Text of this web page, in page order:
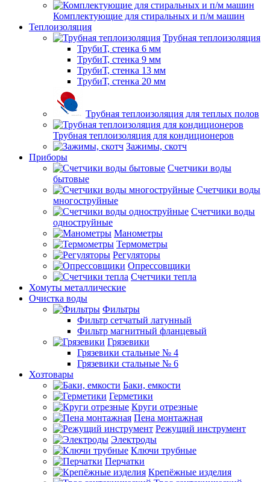
Комплектующие для стиральных и п/м машин
Теплоизоляция
Трубная теплоизоляция
ТрубиТ, стенка 6 мм
ТрубиТ, стенка 9 мм
ТрубиТ, стенка 13 мм
ТрубиТ, стенка 20 мм
Трубная теплоизоляция для теплых полов
Трубная теплоизоляция для кондиционеров
Зажимы, скотч
Приборы
Счетчики воды
бытовые
Счетчики воды
многоструйные
Счетчики воды
одноструйные
Манометры
Термометры
Регуляторы
Опрессовщики
Счетчики тепла
Хомуты металлические
Очистка воды
Фильтры
Фильтр сетчатый латунный
Фильтр магнитный фланцевый
Грязевики
Грязевики стальные № 4
Грязевики стальные № 6
Хозтовары
Баки, емкости
Герметики
Круги отрезные
Пена монтажная
Режущий инструмент
Электроды
Ключи трубные
Перчатки
Крепёжные изделия